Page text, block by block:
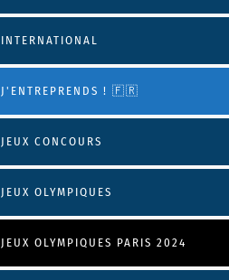
INTERNATIONAL
J'ENTREPRENDS ! 🇫🇷
JEUX CONCOURS
JEUX OLYMPIQUES
JEUX OLYMPIQUES PARIS 2024